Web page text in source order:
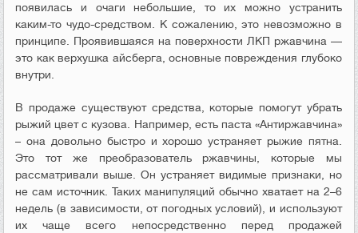
появилась и очаги небольшие, то их можно устранить
каким-то чудо-средством. К сожалению, это невозможно в
принципе. Проявившаяся на поверхности ЛКП ржавчина —
это как верхушка айсберга, основные повреждения глубоко
внутри.
В продаже существуют средства, которые помогут убрать
рыжий цвет с кузова. Например, есть паста «Антиржавчина»
– она довольно быстро и хорошо устраняет рыжие пятна.
Это тот же преобразователь ржавчины, которые мы
рассматривали выше. Он устраняет видимые признаки, но
не сам источник. Таких манипуляций обычно хватает на 2–6
недель (в зависимости, от погодных условий), и используют
их чаще всего непосредственно перед продажей